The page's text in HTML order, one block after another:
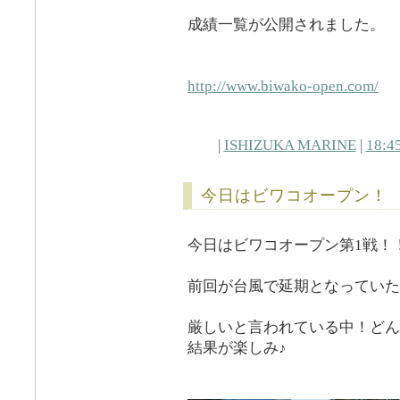
成績一覧が公開されました。
http://www.biwako-open.com/
| ISHIZUKA MARINE|
今日はビワコオープン！
今日はビワコオープン第1戦！
前回が台風で延期となってい
厳しいと言われている中！ど
結果が楽しみ♪